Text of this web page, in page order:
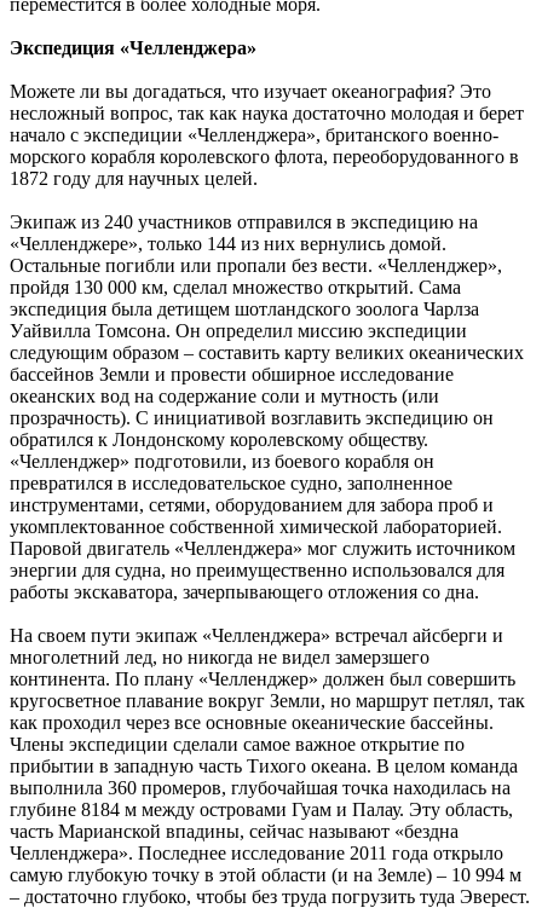
Экспедиция «Челленджера»
Можете ли вы догадаться, что изучает океанография? Это
несложный вопрос, так как наука достаточно молодая и берет
начало с экспедиции «Челленджера», британского военно-
морского корабля королевского флота, переоборудованного в
1872 году для научных целей.
Экипаж из 240 участников отправился в экспедицию на
«Челленджере», только 144 из них вернулись домой.
Остальные погибли или пропали без вести. «Челленджер»,
пройдя 130 000 км, сделал множество открытий. Сама
экспедиция была детищем шотландского зоолога Чарлза
Уайвилла Томсона. Он определил миссию экспедиции
следующим образом – составить карту великих океанических
бассейнов Земли и провести обширное исследование
океанских вод на содержание соли и мутность (или
прозрачность). С инициативой возглавить экспедицию он
обратился к Лондонскому королевскому обществу.
«Челленджер» подготовили, из боевого корабля он
превратился в исследовательское судно, заполненное
инструментами, сетями, оборудованием для забора проб и
укомплектованное собственной химической лабораторией.
Паровой двигатель «Челленджера» мог служить источником
энергии для судна, но преимущественно использовался для
работы экскаватора, зачерпывающего отложения со дна.
На своем пути экипаж «Челленджера» встречал айсберги и
многолетний лед, но никогда не видел замерзшего
континента. По плану «Челленджер» должен был совершить
кругосветное плавание вокруг Земли, но маршрут петлял, так
как проходил через все основные океанические бассейны.
Члены экспедиции сделали самое важное открытие по
прибытии в западную часть Тихого океана. В целом команда
выполнила 360 промеров, глубочайшая точка находилась на
глубине 8184 м между островами Гуам и Палау. Эту область,
часть Марианской впадины, сейчас называют «бездна
Челленджера». Последнее исследование 2011 года открыло
самую глубокую точку в этой области (и на Земле) – 10 994 м
– достаточно глубоко, чтобы без труда погрузить туда Эверест.